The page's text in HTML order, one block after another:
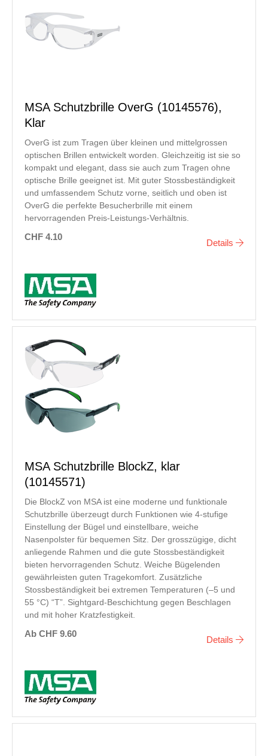
MSA Schutzbrille OverG (10145576),
Klar
OverG ist zum Tragen über kleinen und mittelgrossen
optischen Brillen entwickelt worden. Gleichzeitig ist sie so
kompakt und elegant, dass sie auch zum Tragen ohne
optische Brille geeignet ist. Mit guter Stossbeständigkeit
und umfassendem Schutz vorne, seitlich und oben ist
OverG die perfekte Besucherbrille mit einem
hervorragenden Preis-Leistungs-Verhältnis.
CHF 4.10
Details
MSA Schutzbrille BlockZ, klar
(10145571)
Die BlockZ von MSA ist eine moderne und funktionale
Schutzbrille überzeugt durch Funktionen wie 4-stufige
Einstellung der Bügel und einstellbare, weiche
Nasenpolster für bequemen Sitz. Der grosszügige, dicht
anliegende Rahmen und die gute Stossbeständigkeit
bieten hervorragenden Schutz. Weiche Bügelenden
gewährleisten guten Tragekomfort. Zusätzliche
Stossbeständigkeit bei extremen Temperaturen (–5 und
55 °C) “T”. Sightgard-Beschichtung gegen Beschlagen
und mit hoher Kratzfestigkeit.
Ab CHF 9.60
Details